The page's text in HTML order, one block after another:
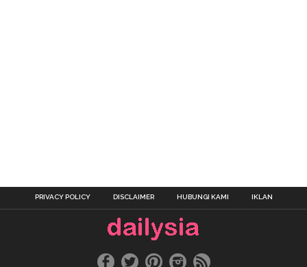
PRIVACY POLICY DISCLAIMER HUBUNGI KAMI IKLAN